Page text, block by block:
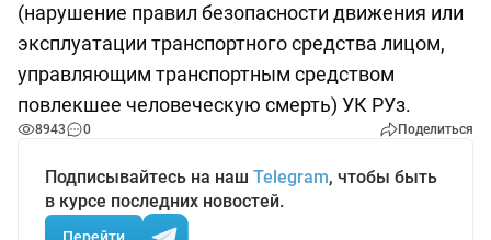
(нарушение правил безопасности движения или
эксплуатации транспортного средства лицом,
управляющим транспортным средством
повлекшее человеческую смерть) УК РУз.
8943 0 Поделиться
Подписывайтесь на наш Telegram, чтобы быть
в курсе последних новостей.
Перейти